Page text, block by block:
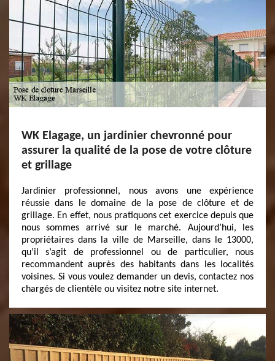
WK Elagage, un jardinier chevronné pour
assurer la qualité de la pose de votre clôture
et grillage
Jardinier professionnel, nous avons une expérience
réussie dans le domaine de la pose de clôture et de
grillage. En effet, nous pratiquons cet exercice depuis que
nous sommes arrivé sur le marché. Aujourd’hui, les
propriétaires dans la ville de Marseille, dans le 13000,
qu’il s’agit de professionnel ou de particulier, nous
recommandent auprès des habitants dans les localités
voisines. Si vous voulez demander un devis, contactez nos
chargés de clientèle ou visitez notre site internet.